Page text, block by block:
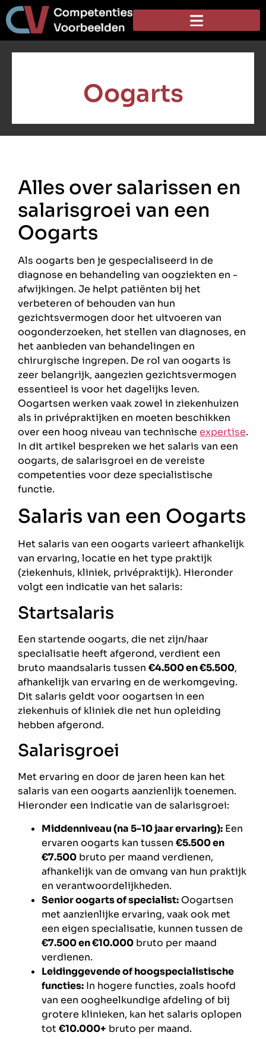
Oogarts
Alles over salarissen en
salarisgroei van een
Oogarts
Als oogarts ben je gespecialiseerd in de
diagnose en behandeling van oogziekten en -
afwijkingen. Je helpt patiënten bij het
verbeteren of behouden van hun
gezichtsvermogen door het uitvoeren van
oogonderzoeken, het stellen van diagnoses, en
het aanbieden van behandelingen en
chirurgische ingrepen. De rol van oogarts is
zeer belangrijk, aangezien gezichtsvermogen
essentieel is voor het dagelijks leven.
Oogartsen werken vaak zowel in ziekenhuizen
als in privépraktijken en moeten beschikken
over een hoog niveau van technische expertise.
In dit artikel bespreken we het salaris van een
oogarts, de salarisgroei en de vereiste
competenties voor deze specialistische
functie.
Salaris van een Oogarts
Het salaris van een oogarts varieert afhankelijk
van ervaring, locatie en het type praktijk
(ziekenhuis, kliniek, privépraktijk). Hieronder
volgt een indicatie van het salaris:
Startsalaris
Een startende oogarts, die net zijn/haar
specialisatie heeft afgerond, verdient een
bruto maandsalaris tussen €4.500 en €5.500,
afhankelijk van ervaring en de werkomgeving.
Dit salaris geldt voor oogartsen in een
ziekenhuis of kliniek die net hun opleiding
hebben afgerond.
Salarisgroei
Met ervaring en door de jaren heen kan het
salaris van een oogarts aanzienlijk toenemen.
Hieronder een indicatie van de salarisgroei:
Middenniveau (na 5-10 jaar ervaring): Een
ervaren oogarts kan tussen €5.500 en
€7.500 bruto per maand verdienen,
afhankelijk van de omvang van hun praktijk
en verantwoordelijkheden.
Senior oogarts of specialist: Oogartsen
met aanzienlijke ervaring, vaak ook met
een eigen specialisatie, kunnen tussen de
€7.500 en €10.000 bruto per maand
verdienen.
Leidinggevende of hoogspecialistische
functies: In hogere functies, zoals hoofd
van een oogheelkundige afdeling of bij
grotere klinieken, kan het salaris oplopen
tot€10.000+ bruto per maand.